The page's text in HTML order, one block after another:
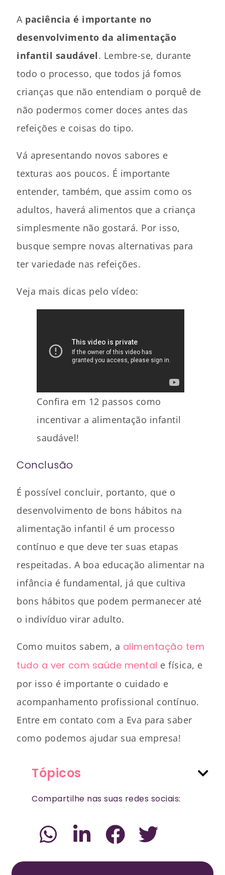
A paciência é importante no
desenvolvimento da alimentação
infantil saudável. Lembre-se, durante
todo o processo, que todos já fomos
crianças que não entendiam o porquê de
não podermos comer doces antes das
refeições e coisas do tipo.
Vá apresentando novos sabores e
texturas aos poucos. É importante
entender, também, que assim como os
adultos, haverá alimentos que a criança
simplesmente não gostará. Por isso,
busque sempre novas alternativas para
ter variedade nas refeições.
Veja mais dicas pelo vídeo:
Confira em 12 passos como
incentivar a alimentação infantil
saudável!
Conclusão
É possível concluir, portanto, que o
desenvolvimento de bons hábitos na
alimentação infantil é um processo
contínuo e que deve ter suas etapas
respeitadas. A boa educação alimentar na
infância é fundamental, já que cultiva
bons hábitos que podem permanecer até
o indivíduo virar adulto.
Como muitos sabem, a alimentação tem
tudo a ver com saúde mental e física, e
por isso é importante o cuidado e
acompanhamento profissional contínuo.
Entre em contato com a Eva para saber
como podemos ajudar sua empresa!
Tópicos
Compartilhe nas suas redes sociais: